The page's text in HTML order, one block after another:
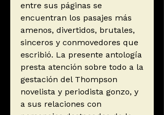
entre sus páginas se
encuentran los pasajes más
amenos, divertidos, brutales,
sinceros y conmovedores que
escribió. La presente antología
presta atención sobre todo a la
gestación del Thompson
novelista y periodista gonzo, y
a sus relaciones con